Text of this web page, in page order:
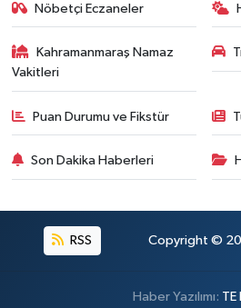
Nöbetçi Eczaneler
Kahramanmaraş Namaz
Vakitleri
Puan Durumu ve Fikstür
Son Dakika Haberleri
RSS Copyright ©
Haber Yazılımı: TE